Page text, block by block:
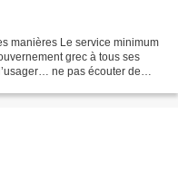
manières Le service minimum
grec à tous ses
ne pas écouter de